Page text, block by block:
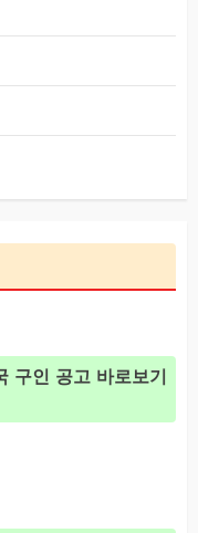
구인 공고 바로보기